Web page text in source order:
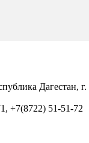
Дагестан,
+7(8722) 51-51-72